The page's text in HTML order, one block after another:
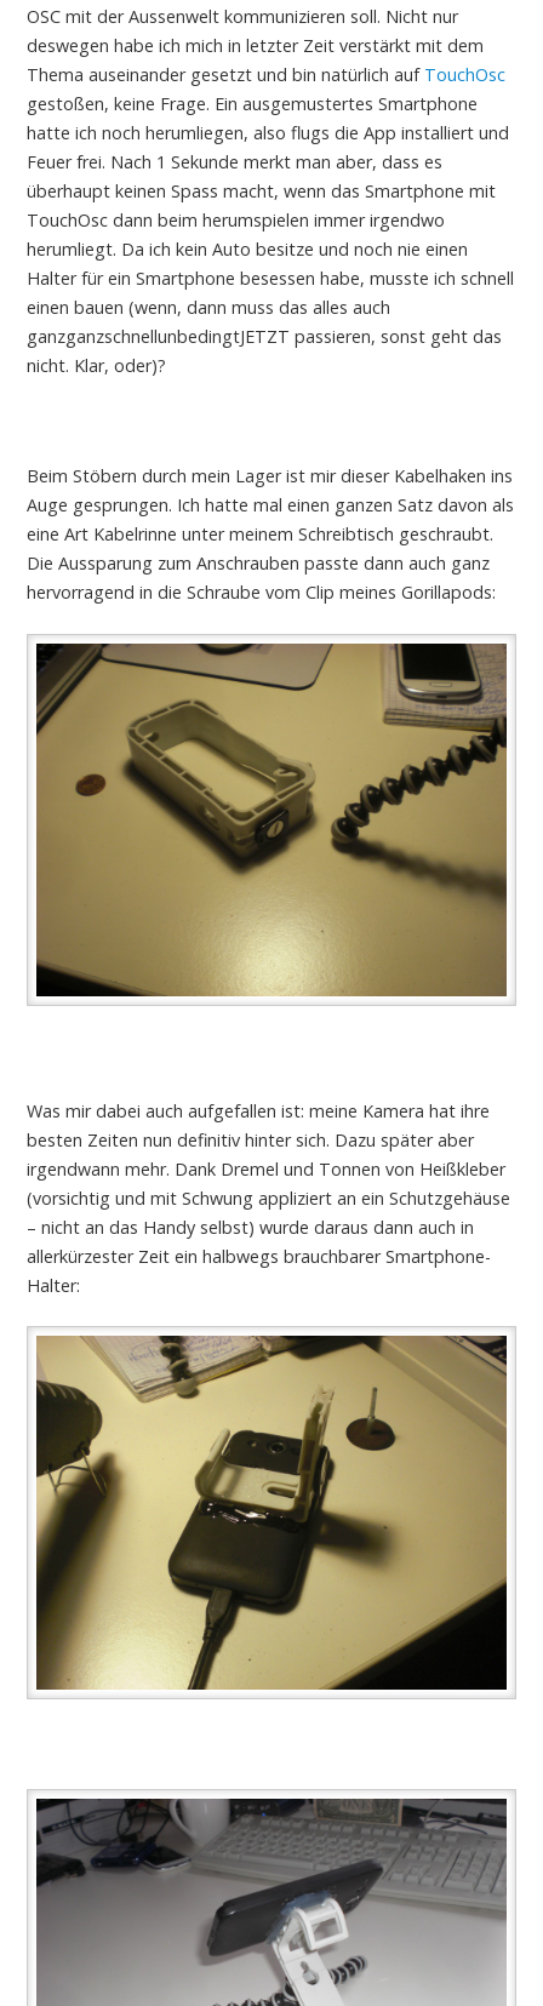
OSC mit der Aussenwelt kommunizieren soll. Nicht nur
deswegen habe ich mich in letzter Zeit verstärkt mit dem
Thema auseinander gesetzt und bin natürlich auf TouchOsc
gestoßen, keine Frage. Ein ausgemustertes Smartphone
hatte ich noch herumliegen, also flugs die App installiert und
Feuer frei. Nach 1 Sekunde merkt man aber, dass es
überhaupt keinen Spass macht, wenn das Smartphone mit
TouchOsc dann beim herumspielen immer irgendwo
herumliegt. Da ich kein Auto besitze und noch nie einen
Halter für ein Smartphone besessen habe, musste ich schnell
einen bauen (wenn, dann muss das alles auch
ganzganzschnellunbedingtJETZT passieren, sonst geht das
nicht. Klar, oder)?
Beim Stöbern durch mein Lager ist mir dieser Kabelhaken ins
Auge gesprungen. Ich hatte mal einen ganzen Satz davon als
eine Art Kabelrinne unter meinem Schreibtisch geschraubt.
Die Aussparung zum Anschrauben passte dann auch ganz
hervorragend in die Schraube vom Clip meines Gorillapods:
Was mir dabei auch aufgefallen ist: meine Kamera hat ihre
besten Zeiten nun definitiv hinter sich. Dazu später aber
irgendwann mehr. Dank Dremel und Tonnen von Heißkleber
(vorsichtig und mit Schwung appliziert an ein Schutzgehäuse
– nicht an das Handy selbst) wurde daraus dann auch in
allerkürzester Zeit ein halbwegs brauchbarer Smartphone-
Halter: